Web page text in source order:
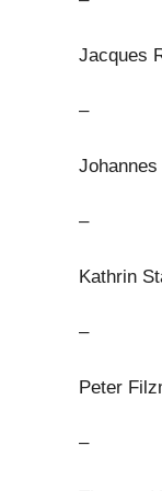
Jacques
–
–
Kathrin
–
Peter
–